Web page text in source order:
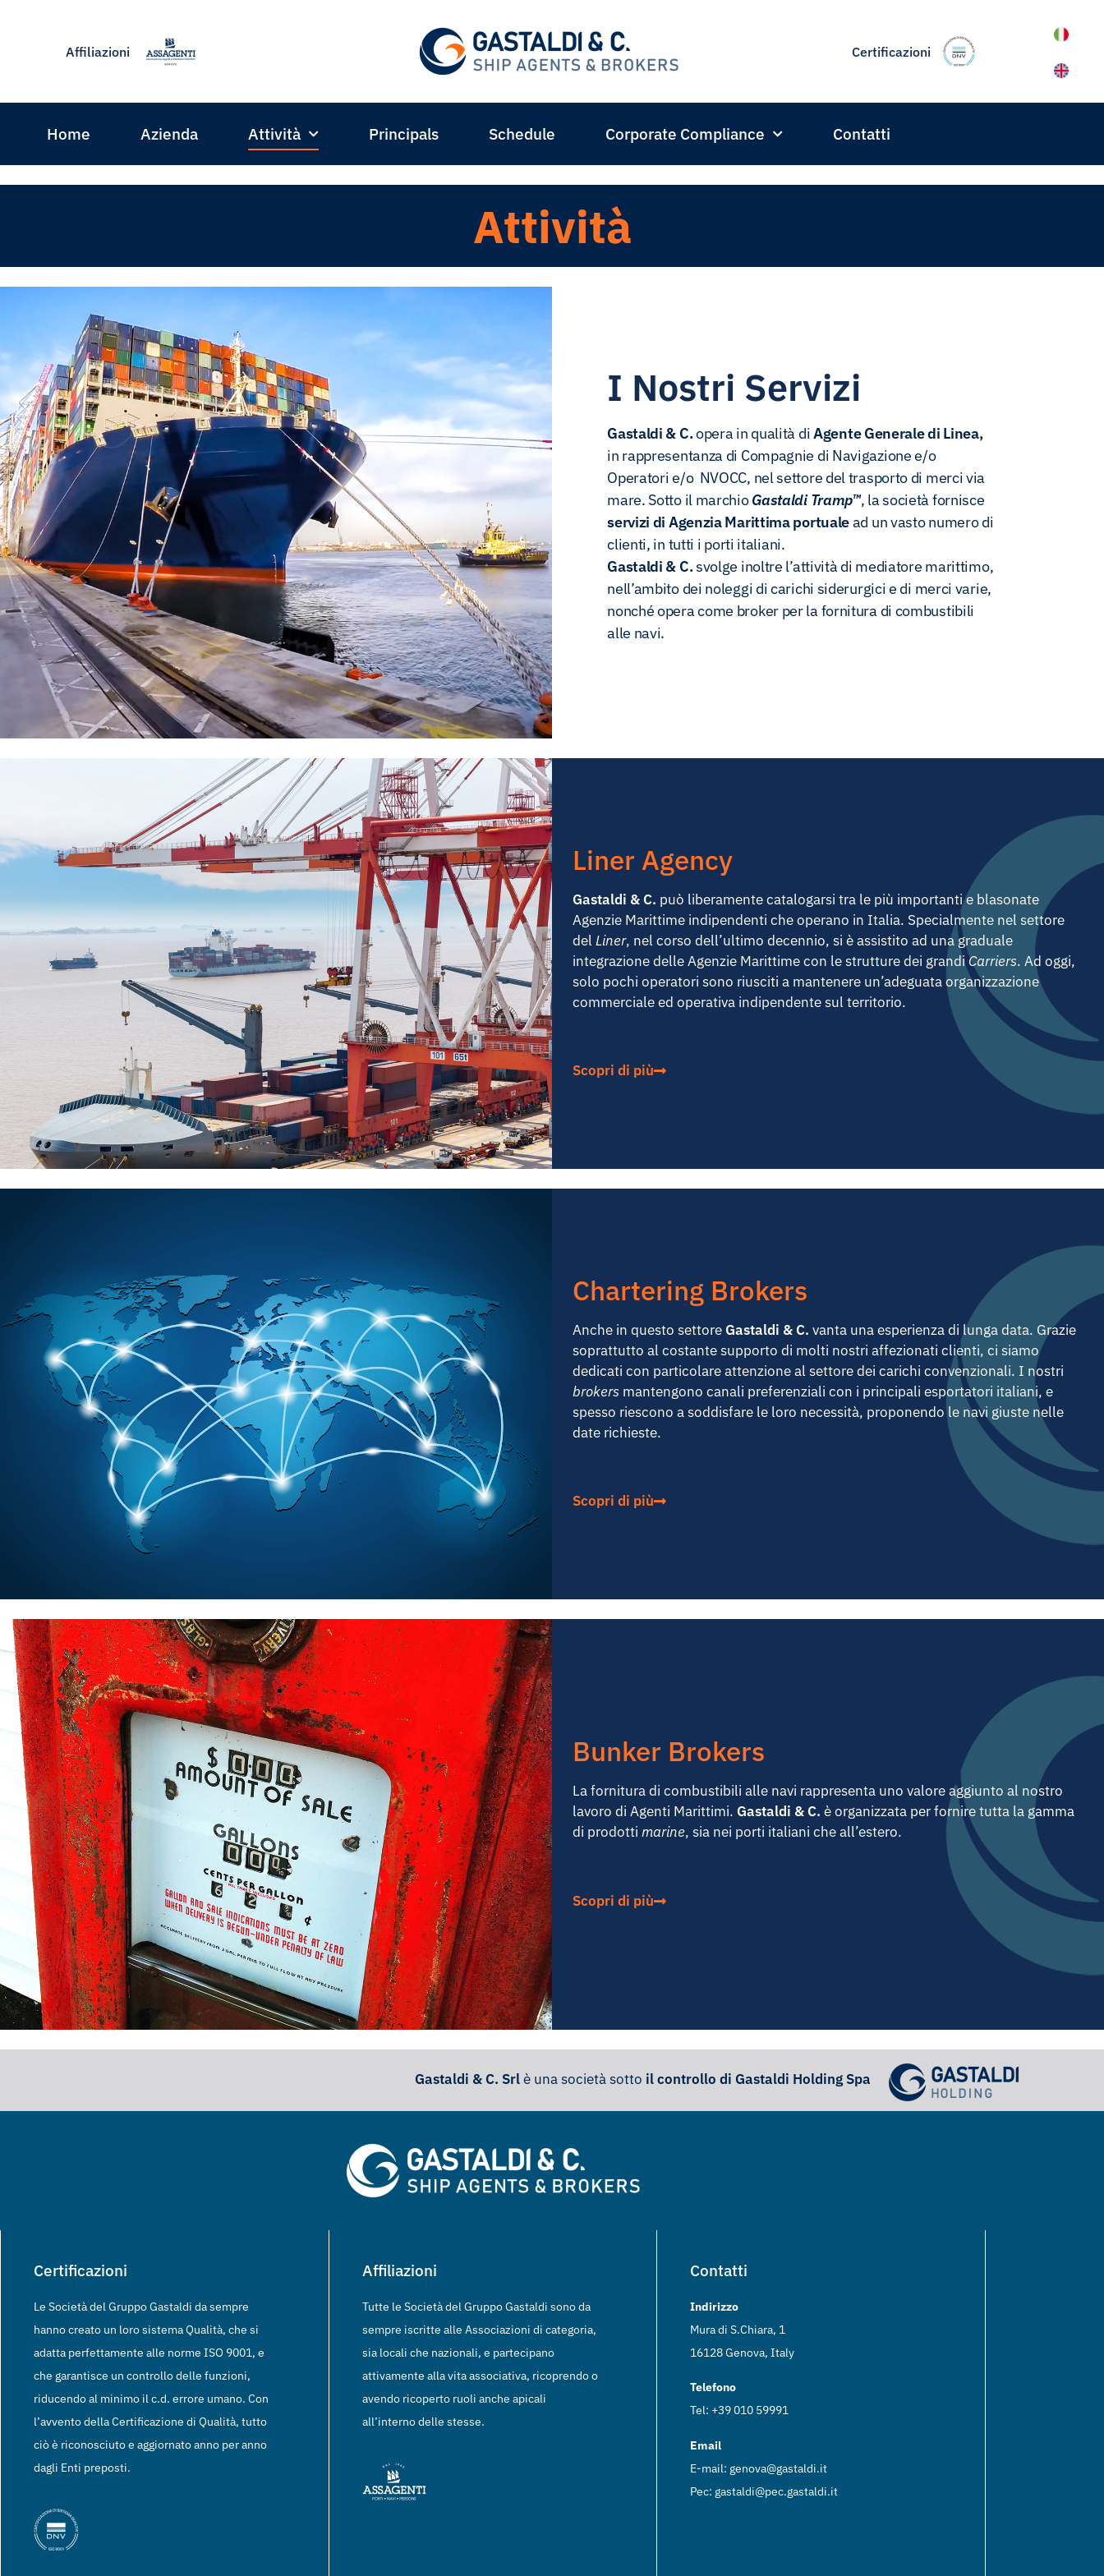
Affiliazioni Certificazioni
Home Azienda Attività Principals Schedule Corporate Compliance Contatti
Attività
I Nostri Servizi
Gastaldi & C.opera in qualità di Agente Generale di Linea,
in rappresentanza di Compagnie di Navigazione e/o
Operatori e/o NVOCC, nel settore del trasporto di merci via
mare. Sotto il marchioGastaldi Tramp™, la società fornisce
servizi di Agenzia Marittima portualead un vasto numero di
clienti, in tutti i porti italiani.
Gastaldi & C.svolge inoltre l’attività di mediatore marittimo,
nell’ambito dei noleggi di carichi siderurgici e di merci varie,
nonché opera come broker per la fornitura di combustibili
alle navi.
Liner Agency
Gastaldi & C. può liberamente catalogarsi tra le più importanti e blasonate
Agenzie Marittime indipendenti che operano in Italia. Specialmente nel settore
del Liner, nel corso dell’ultimo decennio, si è assistito ad una graduale
integrazione delle Agenzie Marittime con le strutture dei grandiCarriers. Ad oggi,
solo pochi operatori sono riusciti a mantenere un’adeguata organizzazione
commerciale ed operativa indipendente sul territorio.
Scopri di più
Chartering Brokers
Anche in questo settore Gastaldi & C. vanta una esperienza di lunga data. Grazie
soprattutto al costante supporto di molti nostri affezionati clienti, ci siamo
dedicati con particolare attenzione al settore dei carichi convenzionali. I nostri
brokers mantengono canali preferenziali con i principali esportatori italiani, e
spesso riescono a soddisfare le loro necessità, proponendo le navi giuste nelle
date richieste.
Scopri di più
Bunker Brokers
La fornitura di combustibili alle navi rappresenta uno valore aggiunto al nostro
lavoro di Agenti Marittimi. Gastaldi & C. è organizzata per fornire tutta la gamma
di prodotti marine, sia nei porti italiani che all’estero.
Scopri di più
Gastaldi & C. Srlè una società sotto il controllo di Gastaldi Holding Spa
Certificazioni
Le Società del Gruppo Gastaldi da sempre
hanno creato un loro sistema Qualità, che si
adatta perfettamente alle norme ISO 9001, e
che garantisce un controllo delle funzioni,
riducendo al minimo il c.d. errore umano. Con
l’avvento della Certificazione di Qualità, tutto
ciò è riconosciuto e aggiornato anno per anno
dagli Enti preposti.
Affiliazioni
Tutte le Società del Gruppo Gastaldi sono da
sempre iscritte alle Associazioni di categoria,
sia locali che nazionali, e partecipano
attivamente alla vita associativa, ricoprendo o
avendo ricoperto ruoli anche apicali
all’interno delle stesse.
Contatti
Indirizzo
Mura di S.Chiara, 1
16128 Genova, Italy
Telefono
Tel: +39 010 59991
Email
E-mail: genova@gastaldi.it
Pec: gastaldi@pec.gastaldi.it